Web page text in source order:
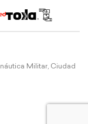
Militar, Ciudad